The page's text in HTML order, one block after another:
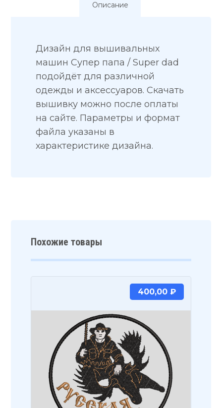
Описание
Дизайн для вышивальных
машин Супер папа / Super dad
подойдёт для различной
одежды и аксессуаров. Скачать
вышивку можно после оплаты
на сайте. Параметры и формат
файла указаны в
характеристике дизайна.
Похожие товары
400,00 ₽